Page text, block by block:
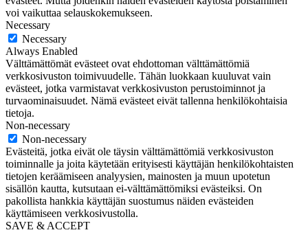
voi vaikuttaa selauskokemukseen.
Necessary
Necessary
Always Enabled
Välttämättömät evästeet ovat ehdottoman välttämättömiä
verkkosivuston toimivuudelle. Tähän luokkaan kuuluvat vain
evästeet, jotka varmistavat verkkosivuston perustoiminnot ja
turvaominaisuudet. Nämä evästeet eivät tallenna henkilökohtaisia
tietoja.
Non-necessary
Non-necessary
Evästeitä, jotka eivät ole täysin välttämättömiä verkkosivuston
toiminnalle ja joita käytetään erityisesti käyttäjän henkilökohtaisten
tietojen keräämiseen analyysien, mainosten ja muun upotetun
sisällön kautta, kutsutaan ei-välttämättömiksi evästeiksi. On
pakollista hankkia käyttäjän suostumus näiden evästeiden
käyttämiseen verkkosivustolla.
SAVE & ACCEPT